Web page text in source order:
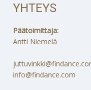
YHTEYS
Päätoimittaja:
Antti Niemelä
info@findance.com